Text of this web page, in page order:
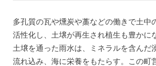
多孔質の瓦や燻炭や藁などの働きで土中
活性化し、土壌が再生され植生も豊かに
土壌を通った雨水は、ミネラルを含んだ
流れ込み、海に栄養をもたらす。この町